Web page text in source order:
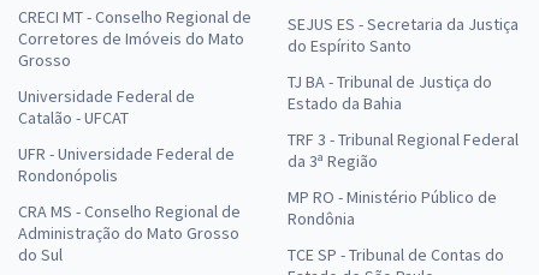
CRECI MT - Conselho Regional de
Corretores de Imóveis do Mato
Grosso
Universidade Federal de
Catalão - UFCAT
UFR - Universidade Federal de
Rondonópolis
CRA MS - Conselho Regional de
Administração do Mato Grosso
do Sul
SEJUS ES - Secretaria da Justiça
do Espírito Santo
TJ BA - Tribunal de Justiça do
Estado da Bahia
TRF 3 - Tribunal Regional Federal
da 3ª Região
MP RO - Ministério Público de
Rondônia
TCE SP - Tribunal de Contas do